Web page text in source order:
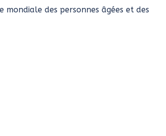
mondiale des personnes âgées et des